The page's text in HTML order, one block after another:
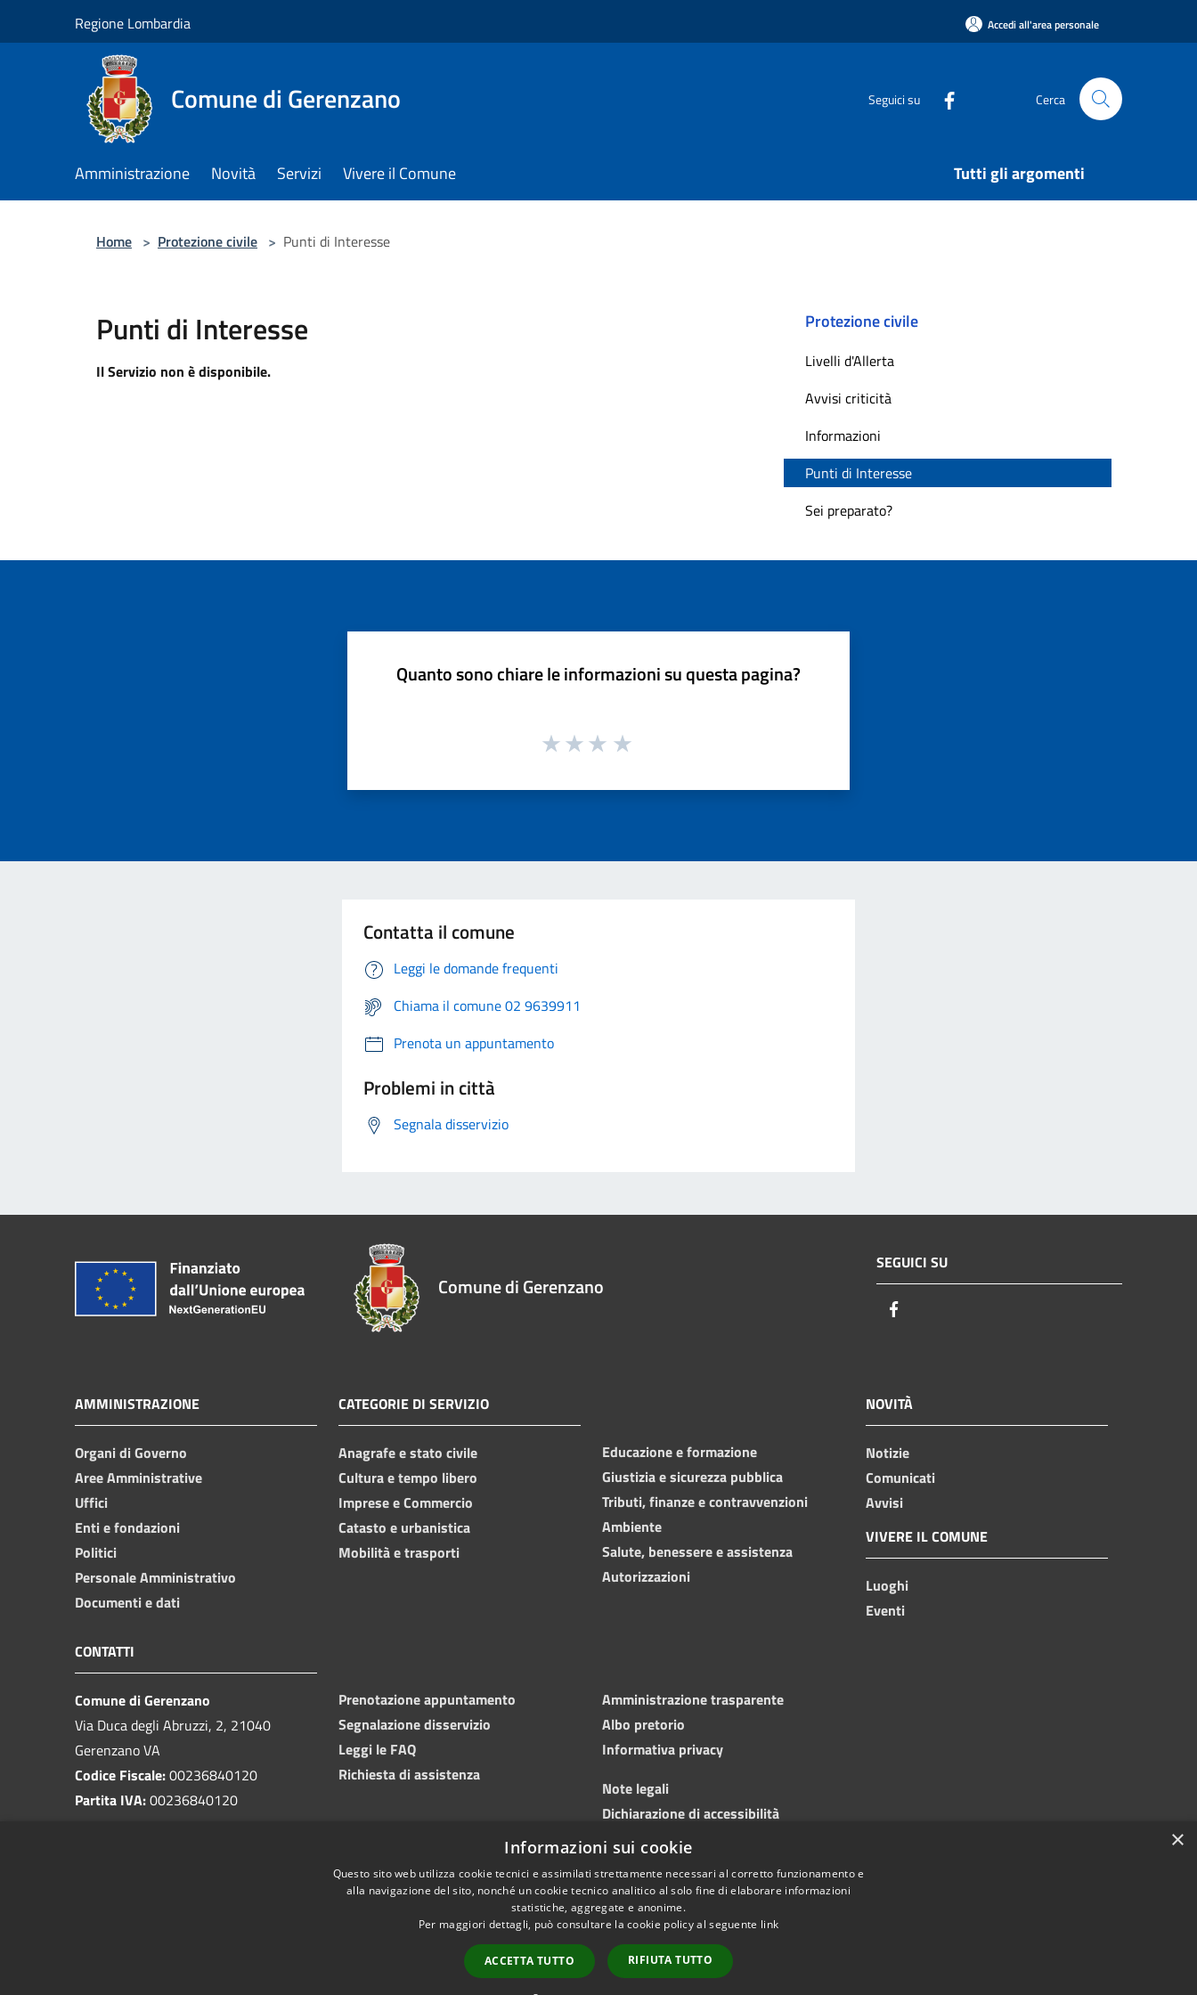
Regione Lombardia Accedi all'area personale
Comune di Gerenzano Seguici su Cerca
Amministrazione Novità Servizi Vivere il Comune Tutti gli argomenti
Home > Protezione civile > Punti di Interesse
Punti di Interesse
Il Servizio non è disponibile.
Protezione civile
Livelli d'Allerta
Avvisi criticità
Informazioni
Punti di Interesse
Sei preparato?
Quanto sono chiare le informazioni su questa pagina?
Contatta il comune
Leggi le domande frequenti
Chiama il comune 02 9639911
Prenota un appuntamento
Problemi in città
Segnala disservizio
Comune di Gerenzano
SEGUICI SU
AMMINISTRAZIONE
Organi di Governo
Aree Amministrative
Uffici
Enti e fondazioni
Politici
Personale Amministrativo
Documenti e dati
CATEGORIE DI SERVIZIO
Anagrafe e stato civile
Cultura e tempo libero
Imprese e Commercio
Catasto e urbanistica
Mobilità e trasporti
Educazione e formazione
Giustizia e sicurezza pubblica
Tributi, finanze e contravvenzioni
Ambiente
Salute, benessere e assistenza
Autorizzazioni
NOVITÀ
Notizie
Comunicati
Avvisi
VIVERE IL COMUNE
Luoghi
Eventi
CONTATTI
Comune di Gerenzano
Via Duca degli Abruzzi, 2, 21040
Gerenzano VA
Codice Fiscale:00236840120
Partita IVA:00236840120
Prenotazione appuntamento
Segnalazione disservizio
Leggi le FAQ
Richiesta di assistenza
Amministrazione trasparente
Albo pretorio
Informativa privacy
Note legali
Dichiarazione di accessibilità
Meccanismo di feedback
×
Informazioni sui cookie
Questo sito web utilizza cookie tecnici e assimilati strettamente necessari al corretto funzionamento e
alla navigazione del sito, nonché un cookie tecnico analitico al solo fine di elaborare informazioni
statistiche, aggregate e anonime.
Per maggiori dettagli, può consultare la cookie policy al seguente link
ACCETTA TUTTO RIFIUTA TUTTO